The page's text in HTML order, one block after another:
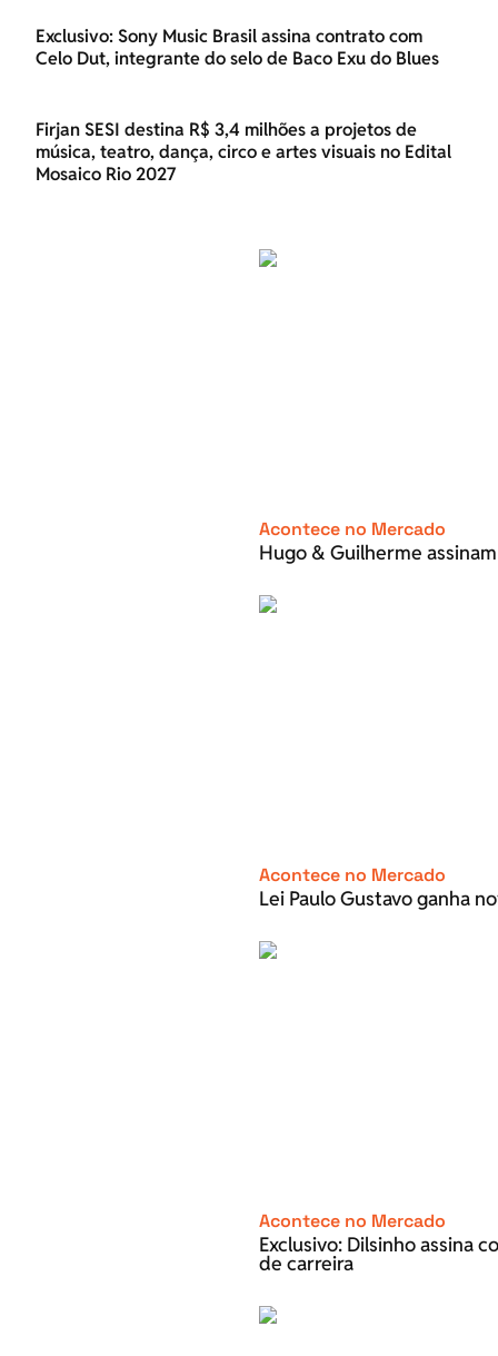
Exclusivo: Sony Music Brasil assina contrato com
Celo Dut, integrante do selo de Baco Exu do Blues
Firjan SESI destina R$ 3,4 milhões a projetos de
música, teatro, dança, circo e artes visuais no Edital
Mosaico Rio 2027
Acontece no Mercado
Hugo & Guilherme
Acontece no Mercado
Lei Paulo Gustavo ganha
Acontece no Mercado
Exclusivo: Dilsinho assina
de carreira